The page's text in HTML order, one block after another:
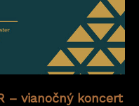
– vianočný koncert